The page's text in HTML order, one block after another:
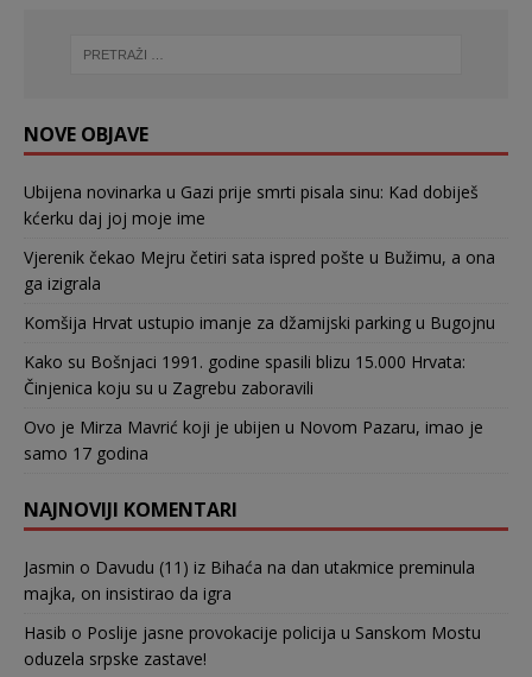
NOVE OBJAVE
Ubijena novinarka u Gazi prije smrti pisala sinu: Kad dobiješ
kćerku daj joj moje ime
Vjerenik čekao Mejru četiri sata ispred pošte u Bužimu, a ona
ga izigrala
Komšija Hrvat ustupio imanje za džamijski parking u Bugojnu
Kako su Bošnjaci 1991. godine spasili blizu 15.000 Hrvata:
Činjenica koju su u Zagrebu zaboravili
Ovo je Mirza Mavrić koji je ubijen u Novom Pazaru, imao je
samo 17 godina
NAJNOVIJI KOMENTARI
Jasmin o Davudu (11) iz Bihaća na dan utakmice preminula
majka, on insistirao da igra
Hasib o Poslije jasne provokacije policija u Sanskom Mostu
oduzela srpske zastave!